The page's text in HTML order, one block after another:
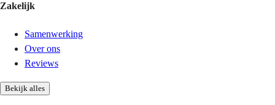
Zakelijk
Samenwerking
Over ons
Reviews
Bekijk alles